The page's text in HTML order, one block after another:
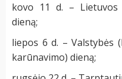
kovo 11 d. – Lietuvos
dieną;
liepos 6 d. – Valstybės
karūnavimo) dieną;